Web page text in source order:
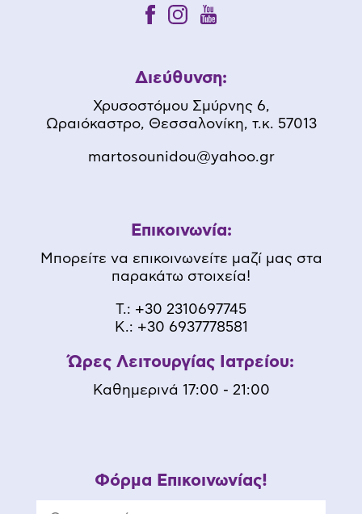
Διεύθυνση:
Χρυσοστόμου Σμύρνης 6,
Ωραιόκαστρο, Θεσσαλονίκη, τ.κ. 57013
martosounidou@yahoo.gr
Επικοινωνία:
Μπορείτε να επικοινωνείτε μαζί μας στα
παρακάτω στοιχεία!
Τ.: +30 2310697745
K.: +30 6937778581
Ώρες Λειτουργίας Ιατρείου:
Καθημερινά 17:00 - 21:00
Φόρμα Επικοινωνίας!